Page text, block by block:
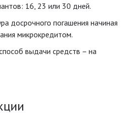
16, 23 или 30 дней.
досрочного погашения начиная
микрокредитом.
выдачи средств – на